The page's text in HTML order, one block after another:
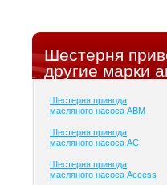
Шестерня
другие марки
Шестерня привода
масляного насоса ABM
Шестерня привода
масляного насоса AC
Шестерня привода
масляного насоса Access